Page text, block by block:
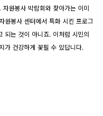
원봉사 박람회와 찾아가는 이미
원봉사 센터에서 특화 시킨 프로그
되는 것이 아니죠. 이처럼 시민의
가 건강하게 꽃필 수 있답니다.